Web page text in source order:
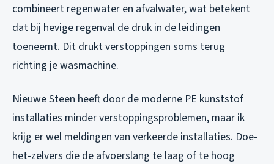
combineert regenwater en afvalwater, wat betekent
dat bij hevige regenval de druk in de leidingen
toeneemt. Dit drukt verstoppingen soms terug
richting je wasmachine.
Nieuwe Steen heeft door de moderne PE kunststof
installaties minder verstoppingsproblemen, maar ik
krijg er wel meldingen van verkeerde installaties. Doe-
het-zelvers die de afvoerslang te laag of te hoog